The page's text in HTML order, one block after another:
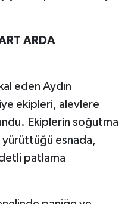
ARDA
eden Aydın
ekipleri, alevlere
Ekiplerin soğutma
esnada,
patlama